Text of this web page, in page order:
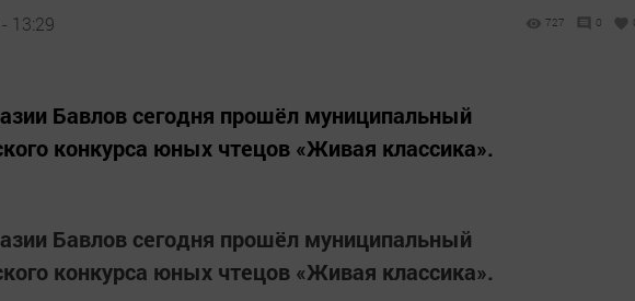
13:29 727 0
Бавлов сегодня прошёл муниципальный
конкурса юных чтецов «Живая классика».
Бавлов сегодня прошёл муниципальный
конкурса юных чтецов «Живая классика».